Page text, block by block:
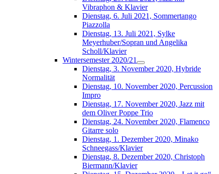
Vibraphon & Klavier
Dienstag, 6. Juli 2021, Sommertango
Piazzolla
Dienstag, 13. Juli 2021, Sylke
Meyerhuber/Sopran und Angelika
Scholl/Klavier
Wintersemester 2020/21
Dienstag, 3. November 2020, Hybride
Normalität
Dienstag, 10. November 2020, Percussion
Impro
Dienstag, 17. November 2020, Jazz mit
dem Oliver Poppe Trio
Dienstag, 24. November 2020, Flamenco
Gitarre solo
Dienstag, 1. Dezember 2020, Minako
Schneegass/Klavier
Dienstag, 8. Dezember 2020, Christoph
Biermann/Klavier